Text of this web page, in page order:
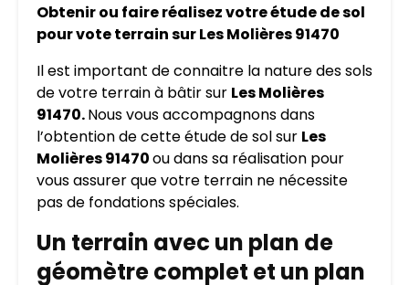
Obtenir ou faire réalisez votre étude de sol
pour vote terrain sur Les Molières 91470
Il est important de connaitre la nature des sols
de votre terrain à bâtir sur Les Molières
91470.Nous vous accompagnons dans
l’obtention de cette étude de sol sur Les
Molières 91470ou dans sa réalisation pour
vous assurer que votre terrain ne nécessite
pas de fondations spéciales.
Un terrain avec un plan de
géomètre complet et un plan